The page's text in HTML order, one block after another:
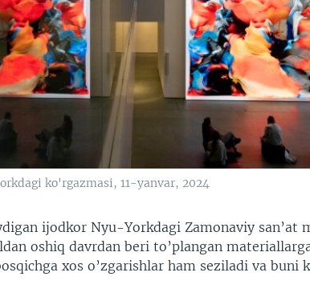
ko'rgazmasi, 11-yanvar, 2024
ijodkor Nyu-Yorkdagi Zamonaviy san’at
oshiq davrdan beri to’plangan
xos o’zgarishlar ham seziladi va buni